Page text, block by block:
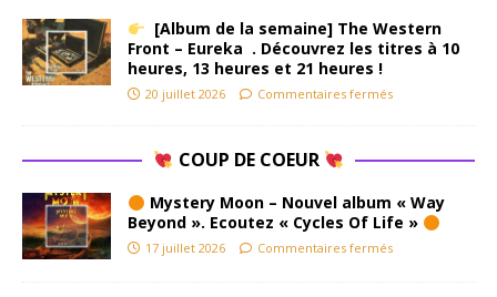
[Album de la semaine] The Western
Front – Eureka . Découvrez les titres à 10
heures, 13 heures et 21 heures !
20 juillet 2026 Commentaires fermés
COUP DE COEUR
Mystery Moon – Nouvel album « Way
Beyond ». Ecoutez « Cycles Of Life »
17 juillet 2026 Commentaires fermés